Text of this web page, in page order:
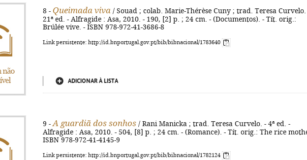
8 - Queimada viva / Souad ; colab. Marie-Thérèse Cuny ; trad. Teresa Curvelo.
21ª ed. - Alfragide : Asa, 2010. - 190, [2] p. ; 24 cm. - (Documentos). - Tít. orig.:
Brúlée vive. - ISBN 978-972-41-3686-8
Link persistente: http://id.bnportugal.gov.pt/bib/bibnacional/1783640
ADICIONAR À LISTA
9 - A guardiã dos sonhos / Rani Manicka ; trad. Teresa Curvelo. - 4ª ed. -
Alfragide : Asa, 2010. - 504, [8] p. ; 24 cm. - (Romance). - Tít. orig.: The rice
ISBN 978-972-41-4145-9
Link persistente: http://id.bnportugal.gov.pt/bib/bibnacional/1782124